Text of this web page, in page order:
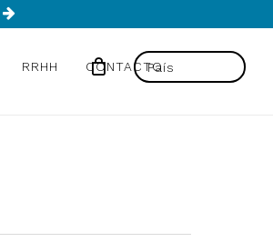
RRHH CONTACTO